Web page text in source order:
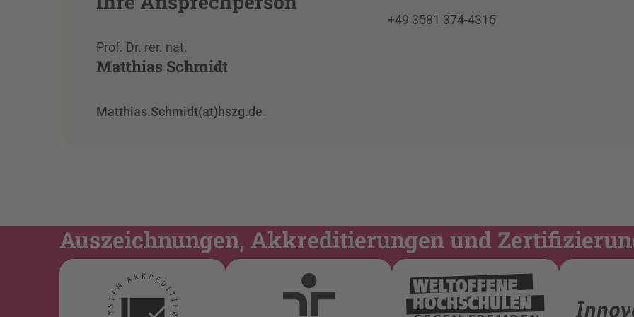
Prof. Dr. rer. nat.
Matthias Schmidt
Matthias.Schmidt(at)hszg.de
+49 3581 374-4315
Auszeichnungen, Akkreditierungen und